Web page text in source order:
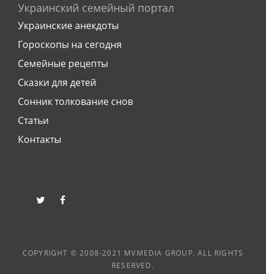
Украинский семейный портал
Украинские анекдоты
Гороскопы на сегодня
Семейные рецепты
Сказки для детей
Сонник толкование снов
Статьи
Контакты
twitter
COPYRIGHT © 2008-2021 MVMEDIA GROUP. ALL RIGHTS
RESERVED.